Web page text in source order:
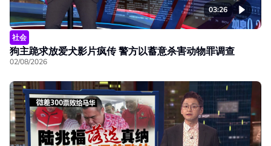
03:26
社会
狗主跪求放爱犬影片疯传 警方以蓄意杀害动物罪调查
02/08/2026